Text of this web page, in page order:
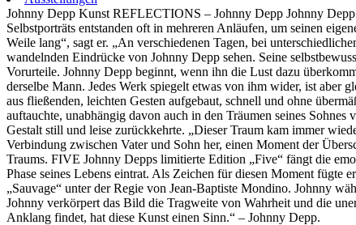
Johnny Depp Kunst REFLECTIONS – Johnny Depp Johnny
Selbstporträts entstanden oft in mehreren Anläufen, um seinen
Weile lang“, sagt er. „An verschiedenen Tagen, bei
wandelnden Eindrücke von Johnny Depp sehen. Seine
Vorurteile. Johnny Depp beginnt, wenn ihn die Lust dazu
derselbe Mann. Jedes Werk spiegelt etwas von ihm wider, ist aber
aus fließenden, leichten Gesten aufgebaut, schnell und ohne
auftauchte, unabhängig davon auch in den Träumen seines
Gestalt still und leise zurückkehrte. „Dieser Traum kam immer
Verbindung zwischen Vater und Sohn her, einen Moment der
Traums. FIVE Johnny Depps limitierte Edition „Five“ fängt die
Phase seines Lebens eintrat. Als Zeichen für diesen Moment
„Sauvage“ unter der Regie von Jean-Baptiste Mondino. Johnny
Johnny verkörpert das Bild die Tragweite von Wahrheit und die
Anklang findet, hat diese Kunst einen Sinn.“ – Johnny Depp.